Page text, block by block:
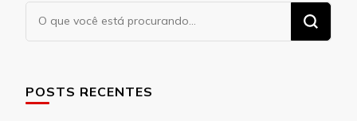
Procurando
POSTS RECENTES